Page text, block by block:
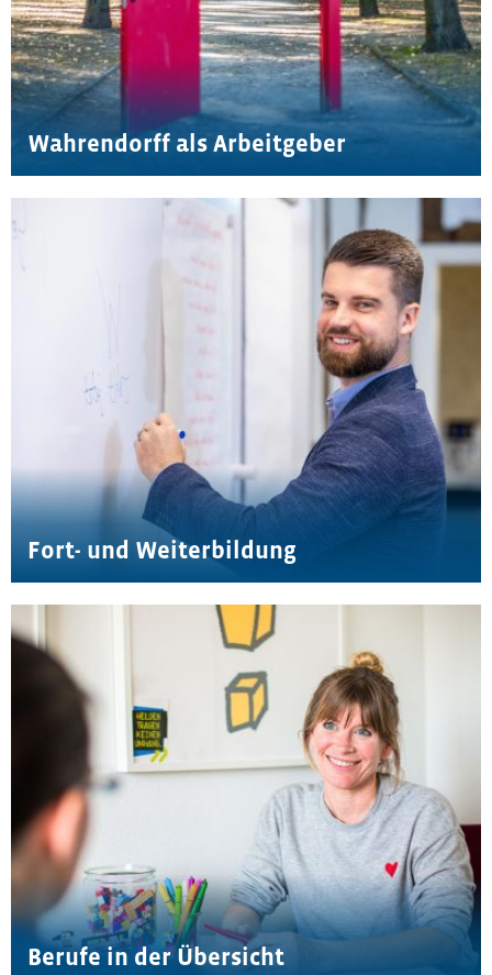
Wahrendorff als Arbeitgeber
Fort- und Weiterbildung
Berufe in der Übersicht